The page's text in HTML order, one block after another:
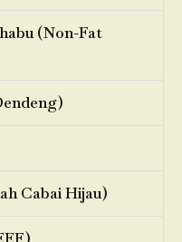
(Non-Fat
Cabai Hijau)